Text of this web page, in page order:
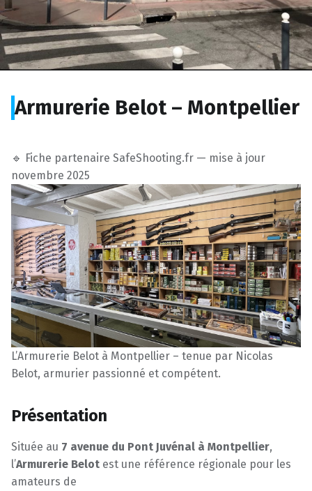
Armurerie Belot – Montpellier
🔹 Fiche partenaire SafeShooting.fr — mise à jour
novembre 2025
L’Armurerie Belot à Montpellier – tenue par Nicolas
Belot, armurier passionné et compétent.
Présentation
Située au 7 avenue du Pont Juvénal à Montpellier,
l’Armurerie Belot est une référence régionale pour les
amateurs de